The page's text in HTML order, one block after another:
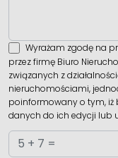
Wyrażam zgodę na
przez firmę Biuro
związanych z
nieruchomościami,
poinformowany o tym, iż
danych do ich edycji lub